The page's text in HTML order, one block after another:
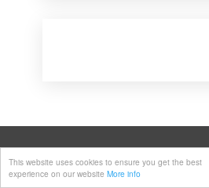
This website uses cookies to ensure you get the best
experience on our website More info
AUDIO ELEKTRONIKA